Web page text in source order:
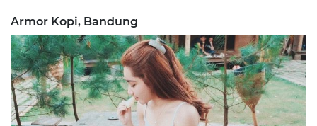
Armor Kopi, Bandung